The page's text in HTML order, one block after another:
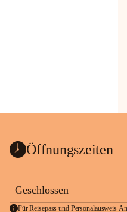
Öffnungszeiten
Geschlossen
Für Reisepass und Personalausweis